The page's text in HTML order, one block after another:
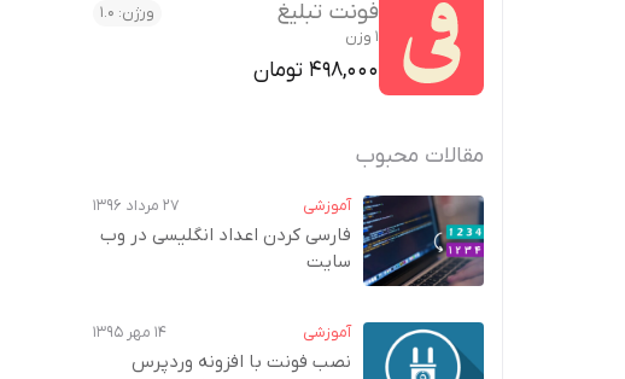
فونت تبلیغ
ورژن: 1.0
1 وزن
498,000 تومان
مقالات محبوب
آموزشی ۲۷ مرداد ۱۳۹۶
فارسی کردن اعداد انگلیسی در وب‌
سایت
آموزشی ۱۴ مهر ۱۳۹۵
نصب فونت با افزونه وردپرس